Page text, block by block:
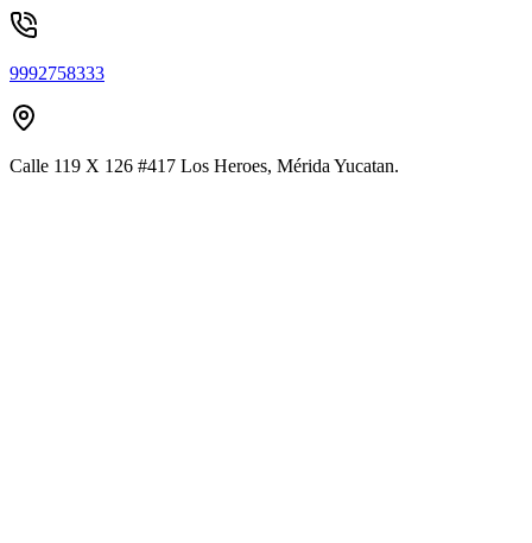
9992758333
Calle 119 X 126 #417 Los Heroes, Mérida Yucatan.